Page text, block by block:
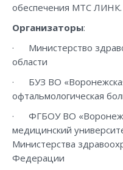
обеспечения МТС ЛИНК.
Организаторы:
· Министерство
области
· БУЗ ВО «Воронежская
офтальмологическая
· ФГБОУ ВО
медицинский
Министерства
Федерации